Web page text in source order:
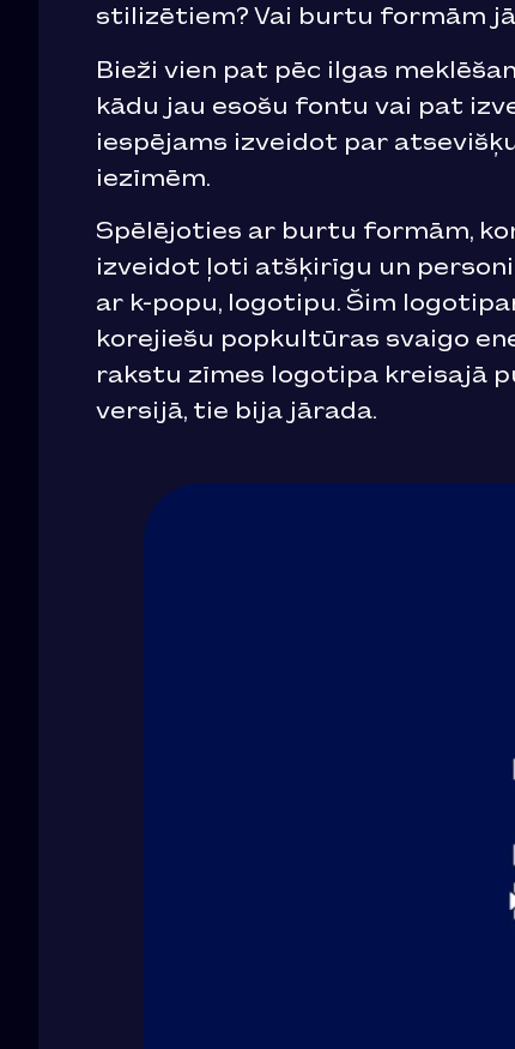
stilizētiem? Vai burtu formām
Bieži vien pat pēc ilgas
kādu jau esošu fontu vai pat
iespējams izveidot par
iezīmēm.
Spēlējoties ar burtu formām,
izveidot ļoti atšķirīgu un
ar k-popu, logotipu. Šim
korejiešu popkultūras svaigo
rakstu zīmes logotipa kreisajā
versijā, tie bija jārada.